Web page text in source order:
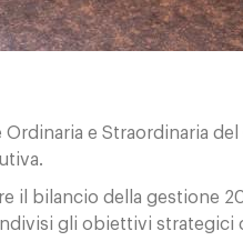
e Straordinaria
il bilancio della gestione
gli obiettivi